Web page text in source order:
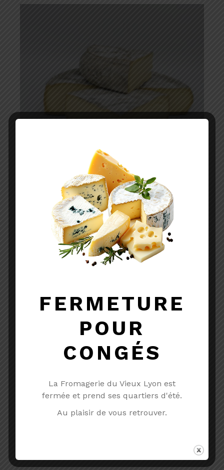
ST NECTAIRE FERMIER AOP
AOP Lait cru Vache
A partir de6.75€
FERMETURE
POUR
CONGÉS
La Fromagerie du Vieux Lyon est
fermée et prend ses quartiers d'été.
Au plaisir de vous retrouver.